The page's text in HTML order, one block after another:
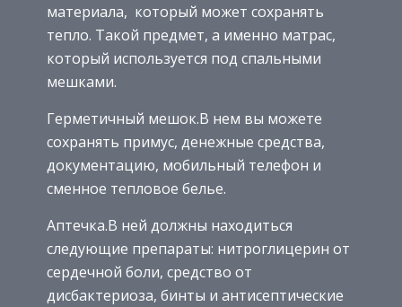
материала, который может сохранять
тепло. Такой предмет, а именно матрас,
который используется под спальными
мешками.
Герметичный мешок.В нем вы можете
сохранять примус, денежные средства,
документацию, мобильный телефон и
сменное тепловое белье.
Аптечка.В ней должны находиться
следующие препараты: нитроглицерин от
сердечной боли, средство от
дисбактериоза, бинты и антисептические